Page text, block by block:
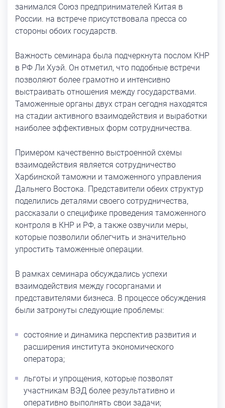
занимался Союз предпринимателей Китая в
России. на встрече присутствовала пресса со
стороны обоих государств.
Важность семинара была подчеркнута послом КНР
в РФ Ли Хуэй. Он отметил, что подобные встречи
позволяют более грамотно и интенсивно
выстраивать отношения между государствами.
Таможенные органы двух стран сегодня находятся
на стадии активного взаимодействия и выработки
наиболее эффективных форм сотрудничества.
Примером качественно выстроенной схемы
взаимодействия является сотрудничество
Харбинской таможни и таможенного управления
Дальнего Востока. Представители обеих структур
поделились деталями своего сотрудничества,
рассказали о специфике проведения таможенного
контроля в КНР и РФ, а также озвучили меры,
которые позволили облегчить и значительно
упростить таможенные операции.
В рамках семинара обсуждались успехи
взаимодействия между госорганами и
представителями бизнеса. В процессе обсуждения
были затронуты следующие проблемы:
состояние и динамика перспектив развития и
расширения института экономического
оператора;
льготы и упрощения, которые позволят
участникам ВЭД более результативно и
оперативно выполнять свои задачи;